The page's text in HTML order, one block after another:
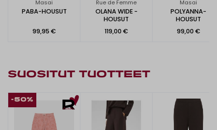
Masai
PABA-HOUSUT
99,95 €
Rue de Femme
OLANA WIDE -
HOUSUT
119,00 €
Masai
POLYANNA-
HOUSUT
99,00 €
SUOSITUT TUOTTEET
-50%